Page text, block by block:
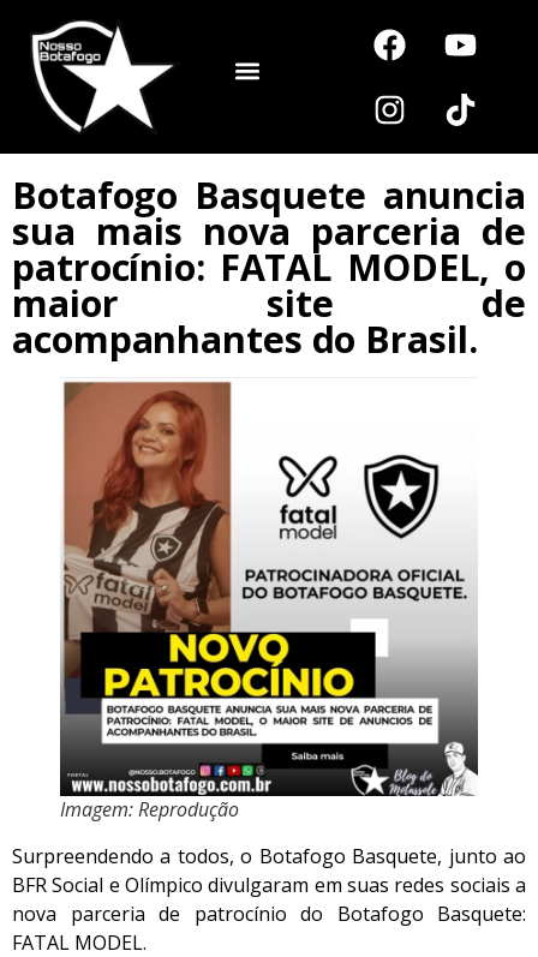
Botafogo Basquete anuncia
sua mais nova parceria de
patrocínio: FATAL MODEL, o
maior site de
acompanhantes do Brasil.
Imagem: Reprodução
Surpreendendo a todos, o Botafogo Basquete, junto ao
BFR Social e Olímpico divulgaram em suas redes sociais a
nova parceria de patrocínio do Botafogo Basquete:
FATAL MODEL.